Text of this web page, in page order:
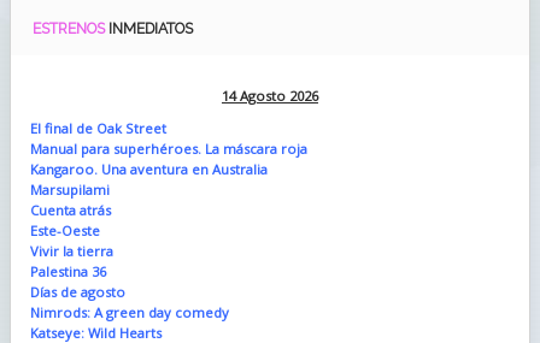
ESTRENOS INMEDIATOS
14 Agosto 2026
El final de Oak Street
Manual para superhéroes. La máscara roja
Kangaroo. Una aventura en Australia
Marsupilami
Cuenta atrás
Este-Oeste
Vivir la tierra
Palestina 36
Días de agosto
Nimrods: A green day comedy
Katseye: Wild Hearts